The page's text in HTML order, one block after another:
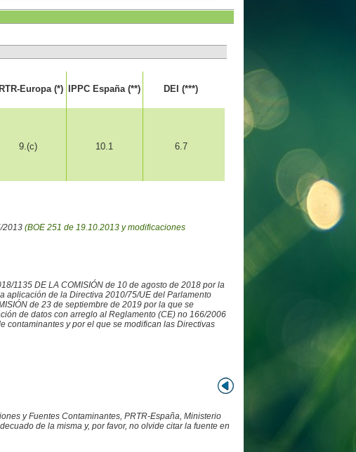
Europa (*) IPPC España (**) DEI (***)
9.(c) 10.1 6.7
2013 (BOE 251 de 19.10.2013 y modificaciones
1135 DE LA COMISIÓN de 10 de agosto de 2018 por la
aplicación de la Directiva 2010/75/UE del Parlamento
de 23 de septiembre de 2019 por la que se
de datos con arreglo al Reglamento (CE) no 166/2006
contaminantes y por el que se modifican las Directivas
y Fuentes Contaminantes, PRTR-España, Ministerio
de la misma y, por favor, no olvide citar la fuente en